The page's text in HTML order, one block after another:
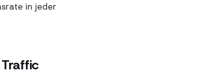
in jeder